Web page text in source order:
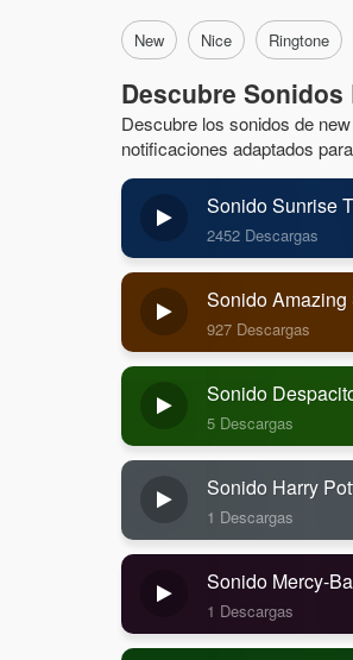
New Nice Ringtone
Descubre
Descubre los sonidos de
notificaciones adaptados
Sonido Sunrise
2452 Descargas
Sonido Amazing
927 Descargas
Sonido
5 Descargas
Sonido Harry
1 Descargas
Sonido Mercy-
1 Descargas